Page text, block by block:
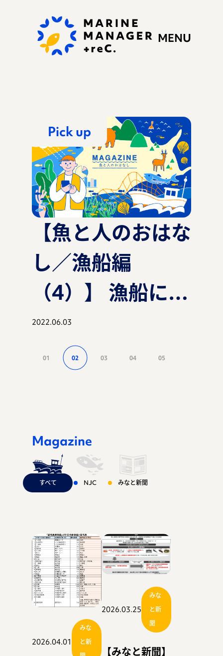
MENU
私たちの思い
ぷらすれっくにできる
こと
マガジン
事例
資料ダウンロード
お問い合わせ
運営会社：日本事務器株式会社
© 2021 Nippon Jimuki Co., Ltd.
Pick up
【魚と人のおはな
し／漁船編
（1）】 漁船に乗
る？！知床半島の
先端に行く？！
2021.10.05
【魚と人のおはな
し】ぷらすれっ
く？！SNSバリ
バリの漁業者さ
ん？！サケって一
編〜
2023.04.04
【魚と人のおはな
し／漁船編
（4）】 漁船に乗
る？！知床半島の
先端に行く？！
第４部：未来を見
据え、どう変わる
のか！！〜
2022.06.03
【魚と人のおはな
し／漁船編
（3）】 漁船に乗
る？！知床半島の
先端に行く？！
第３部：知床半島
の先端に足を踏み
入れる！！〜
2022.02.28
【魚と人のおはな
し／漁船編
（2）】 漁船に乗
る？！知床半島の
先端に行く？！
第２部：いよいよ
乗船！！〜
2021.12.14
【魚と人のおはな
し／漁船編
（1）】 漁船に乗
る？！知床半島の
先端に行く？！
2021.10.05
【魚と人のおはな
し】ぷらすれっ
く？！SNSバリ
バリの漁業者さ
ん？！サケって一
編〜
2023.04.04
01 02 03 04 05
Magazine
すべて NJC みなと新聞
2026.04.01
みな
と新
2026.03.25
みな
と新
聞
【みなと新聞】